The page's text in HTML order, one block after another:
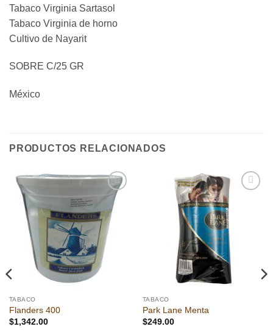
Tabaco Virginia Sartasol
Tabaco Virginia de horno
Cultivo de Nayarit
SOBRE C/25 GR
México
PRODUCTOS RELACIONADOS
Añadir
a la
lista de
deseos
TABACO
Flanders 400
$1,342.00
TABACO
Park Lane Menta
$249.00